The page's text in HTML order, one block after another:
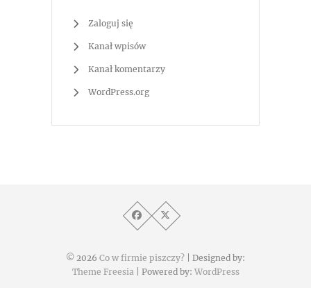
Zaloguj się
Kanał wpisów
Kanał komentarzy
WordPress.org
© 2026 Co w firmie piszczy? | Designed by:
Theme Freesia| Powered by: WordPress